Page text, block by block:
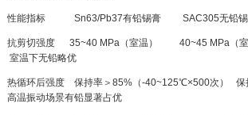
性能指标 Sn63/Pb37有铅锡膏 SAC305无铅
抗剪切强度 35~40 MPa（室温） 40~45 MPa（
室温下无铅略优
热循环后强度 保持率＞85%（-40~125℃×500次
高温振动场景有铅显著占优